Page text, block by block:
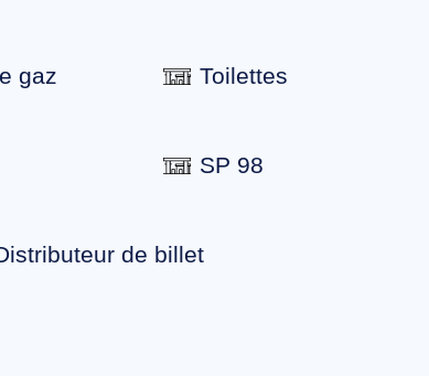
gaz Toilettes
SP 98
de billet